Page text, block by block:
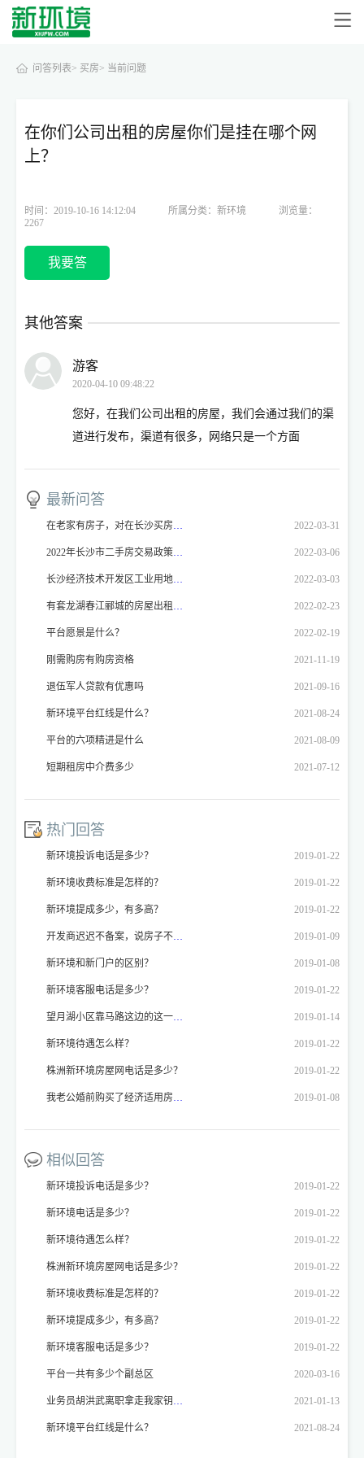
问答列表> 买房> 当前问题
在你们公司出租的房屋你们是挂在哪个网
上？
时间：2019-10-16 14:12:04 所属分类：新环境
浏览量：
2267
我要答
其他答案
游客
2020-04-10 09:48:22
您好，在我们公司出租的房屋，我们会通过我们的渠
道进行发布，渠道有很多，网络只是一个方面
最新问答
在老家有房子，对在长沙买房有影响吗 2022-03-31
2022年长沙市二手房交易政策是什么？ 2022-03-06
长沙经济技术开发区工业用地，厂房价格 2022-03-03
有套龙湖春江郦城的房屋出租，想就近找新环境门店登记！！！ 2022-02-23
平台愿景是什么？ 2022-02-19
刚需购房有购房资格 2021-11-19
退伍军人贷款有优惠吗 2021-09-16
新环境平台红线是什么？ 2021-08-24
平台的六项精进是什么 2021-08-09
短期租房中介费多少 2021-07-12
热门回答
新环境投诉电话是多少？ 2019-01-22
新环境收费标准是怎样的？ 2019-01-22
新环境提成多少，有多高？ 2019-01-22
开发商迟迟不备案，说房子不能备案，开发商不备案怎么投诉？ 2019-01-09
新环境和新门户的区别？ 2019-01-08
新环境客服电话是多少？ 2019-01-22
望月湖小区靠马路这边的这一排房子喊拆喊了好多年了，我想问一下这是真的不？ 2019-01-14
新环境待遇怎么样？ 2019-01-22
株洲新环境房屋网电话是多少？ 2019-01-22
我老公婚前购买了经济适用房（2003年的房），2月结婚。我于今年4月落户长沙。我原籍四川。现要办理房屋产权，按照小区公告： 2、凡办理审批单时为未婚，但现已经结婚的经济适用房业主，须提交本人和配偶结婚证、户口本、身份证三样原件和复印件。如配偶系外地户口的或1997年后由外地迁入长沙的须提供户口所在地或原户口所在地房改办出具的无房证明。 我就要回到四川去办理无房证明。我去当地的房管局，工作人员不办理，说不符合法规，他们的存档里只能证明有房，但是上面没有记录的，他们不能确定是否是有房，而没去办理产权。我就不明白了，长沙要求办理，四川不能办理。那我这个事情请问我到底应该怎么办？我的户籍已经落到长沙，原籍就不管了。现在的zf办事人员态度恶劣，大老远去办不了事，心里万分难过。zf是为人们办好事办实事的，为什么要为难我们呢？ 2019-01-08
相似回答
新环境投诉电话是多少？ 2019-01-22
新环境电话是多少？ 2019-01-22
新环境待遇怎么样？ 2019-01-22
株洲新环境房屋网电话是多少？ 2019-01-22
新环境收费标准是怎样的？ 2019-01-22
新环境提成多少，有多高？ 2019-01-22
新环境客服电话是多少？ 2019-01-22
平台一共有多少个副总区 2020-03-16
业务员胡洪武离职拿走我家钥匙如何办？ 2021-01-13
新环境平台红线是什么？ 2021-08-24